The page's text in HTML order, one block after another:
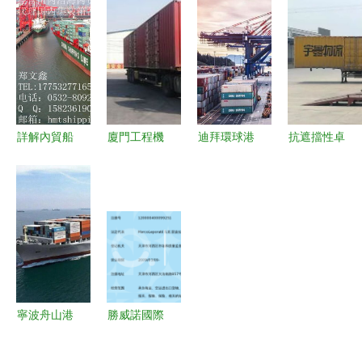
流企業如何
打通南北貨
物運輸通
道？
公司 國內
貨物運輸代
理的專業之
選
——探訪上
海慧佳貨物
運輸代理
代理的全景
解析
詳解內貿船
輸的核心價
值
廈門工程機
路徑解析
應對超高大
型與超重運
迪拜環球港
抗遮擋性卓
寧波舟山港
勝威諾國際